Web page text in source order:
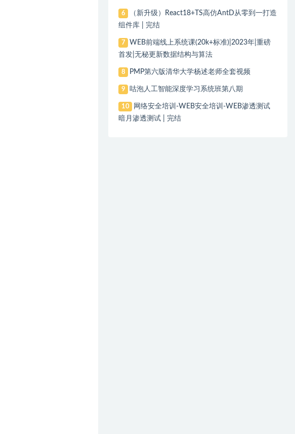
6
（新升级）React18+TS高仿AntD从零到一打造
组件库 | 完结
7
WEB前端线上系统课(20k+标准)|2023年|重磅
首发|无秘更新数据结构与算法
8 PMP第六版清华大学杨述老师全套视频
9 咕泡人工智能深度学习系统班第八期
10
网络安全培训-WEB安全培训-WEB渗透测试
暗月渗透测试 | 完结